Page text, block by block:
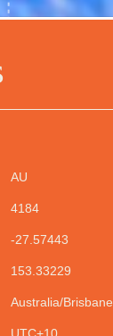
AU
4184
-27.57443
153.33229
Australia/Brisbane